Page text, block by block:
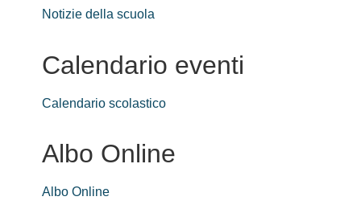
Notizie della scuola
Calendario eventi
Calendario scolastico
Albo Online
Albo Online